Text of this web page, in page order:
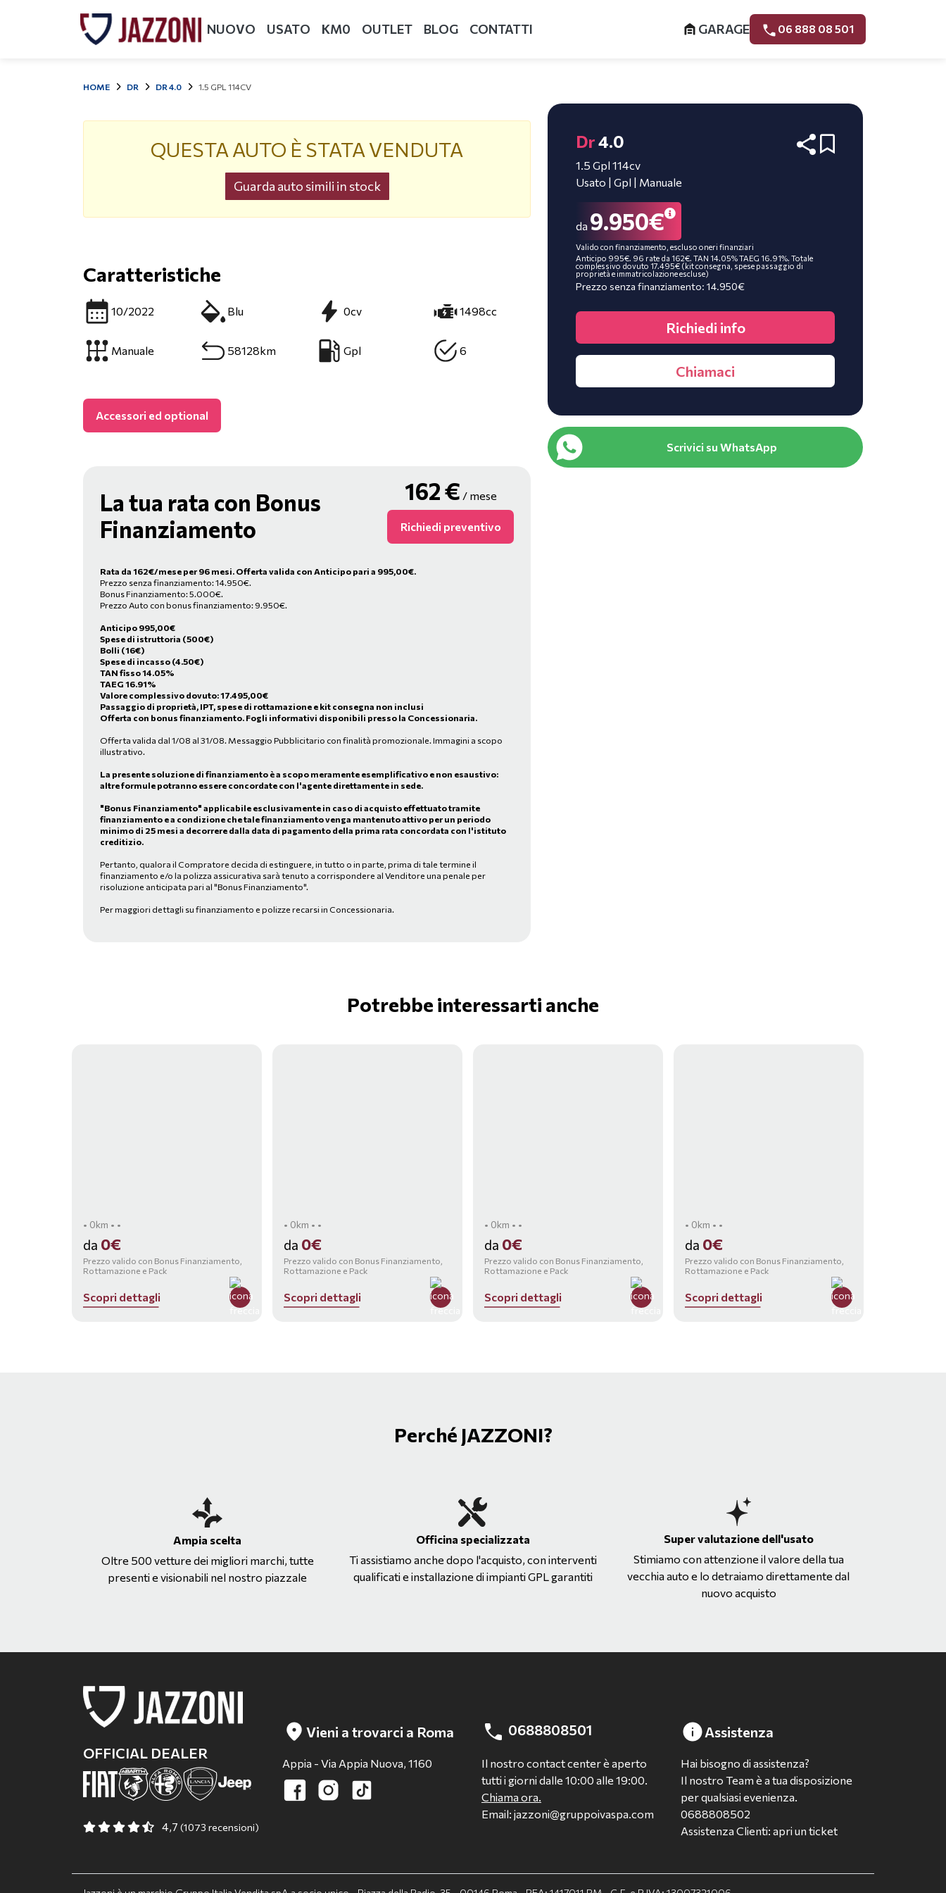
NUOVO USATO KM0 OUTLET BLOG CONTATTI GARAGE 06 888 08 501
HOME DR DR 4.0 1.5 GPL 114CV
QUESTA AUTO È STATA VENDUTA
Guarda auto simili in stock
Caratteristiche
10/2022 Blu 0cv 1498cc
Manuale 58128km Gpl 6
Accessori ed optional
La tua rata con Bonus
Finanziamento
162€ / mese
Richiedi preventivo
Rata da 162€/mese per 96 mesi. Offerta valida con Anticipo pari a 995,00€.
Prezzo senza finanziamento: 14.950€.
Bonus Finanziamento: 5.000€.
Prezzo Auto con bonus finanziamento: 9.950€.
Anticipo 995,00€
Spese di istruttoria (500€)
Bolli (16€)
Spese di incasso (4.50€)
TAN fisso 14.05%
TAEG 16.91%
Valore complessivo dovuto:17.495,00€
Passaggio di proprietà, IPT, spese di rottamazione e kit consegna non inclusi
Offerta con bonus finanziamento. Fogli informativi disponibili presso la Concessionaria.
Offerta valida dal 1/08 al 31/08. Messaggio Pubblicitario con finalità promozionale. Immagini a scopo
illustrativo.
La presente soluzione di finanziamento è a scopo meramente esemplificativo e non esaustivo:
altre formule potranno essere concordate con l'agente direttamente in sede.
"Bonus Finanziamento" applicabile esclusivamente in caso di acquisto effettuato tramite
finanziamento e a condizione che tale finanziamento venga mantenuto attivo per un periodo
minimo di 25 mesi a decorrere dalla data di pagamento della prima rata concordata con l'istituto
creditizio.
Pertanto, qualora il Compratore decida di estinguere, in tutto o in parte, prima di tale termine il
finanziamento e/o la polizza assicurativa sarà tenuto a corrispondere al Venditore una penale per
risoluzione anticipata pari al "Bonus Finanziamento".
Per maggiori dettagli su finanziamento e polizze recarsi in Concessionaria.
Dr4.0
1.5 Gpl 114cv
Usato | Gpl | Manuale
da 9.950€
Valido con finanziamento, escluso oneri finanziari
Anticipo 995€. 96 rate da 162€. TAN 14.05% TAEG 16.91%. Totale
complessivo dovuto 17.495€ (kit consegna, spese passaggio di
proprietà e immatricolazione escluse)
Prezzo senza finanziamento: 14.950€
Richiedi info
Chiamaci
Scrivici su WhatsApp
Potrebbe interessarti anche
• 0km • •
da 0€
Prezzo valido con Bonus Finanziamento,
Rottamazione e Pack
Scopri dettagli
• 0km • •
da 0€
Prezzo valido con Bonus Finanziamento,
Rottamazione e Pack
Scopri dettagli
• 0km • •
da 0€
Prezzo valido con Bonus Finanziamento,
Rottamazione e Pack
Scopri dettagli
• 0km • •
da 0€
Prezzo valido con Bonus Finanziamento,
Rottamazione e Pack
Scopri dettagli
Perché JAZZONI?
Ampia scelta
Oltre 500 vetture dei migliori marchi, tutte
presenti e visionabili nel nostro piazzale
Officina specializzata
Ti assistiamo anche dopo l'acquisto, con interventi
qualificati e installazione di impianti GPL garantiti
Super valutazione dell'usato
Stimiamo con attenzione il valore della tua
vecchia auto e lo detraiamo direttamente dal
nuovo acquisto
OFFICIAL DEALER
4,7 (1073 recensioni)
Vieni a trovarci a Roma
Appia - Via Appia Nuova, 1160
0688808501
Il nostro contact center è aperto
tutti i giorni dalle 10:00 alle 19:00.
Chiama ora.
Email: jazzoni@gruppoivaspa.com
Assistenza
Hai bisogno di assistenza?
Il nostro Team è a tua disposizione
per qualsiasi evenienza.
0688808502
Assistenza Clienti: apri un ticket